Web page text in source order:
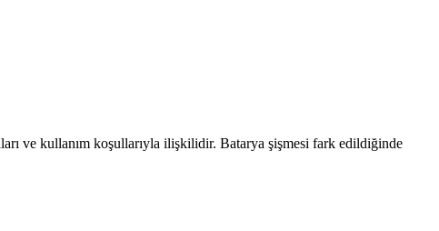
ve kullanım koşullarıyla ilişkilidir. Batarya şişmesi fark edildiğinde